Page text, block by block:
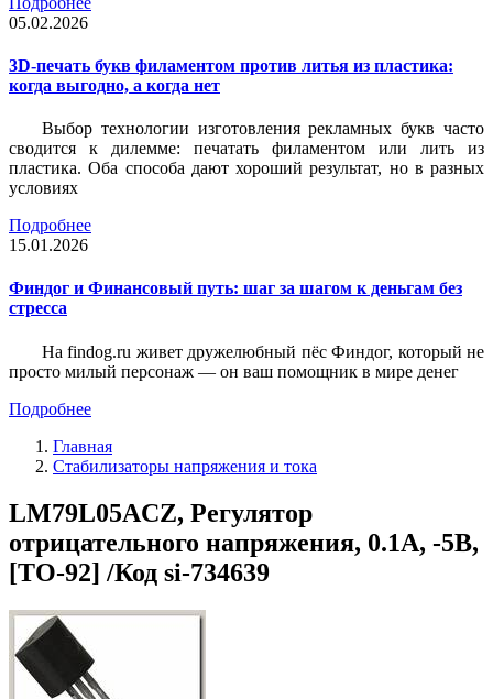
05.02.2026
3D-печать букв филаментом против литья из пластика:
когда выгодно, а когда нет
Выбор технологии изготовления рекламных букв часто
сводится к дилемме: печатать филаментом или лить из
пластика. Оба способа дают хороший результат, но в разных
условиях
Подробнее
15.01.2026
Финдог и Финансовый путь: шаг за шагом к деньгам без
стресса
На findog.ru живет дружелюбный пёс Финдог, который не
просто милый персонаж — он ваш помощник в мире денег
Подробнее
Главная
Стабилизаторы напряжения и тока
LM79L05ACZ, Регулятор
отрицательного напряжения, 0.1А, -5В,
[TO-92] /Код si-734639